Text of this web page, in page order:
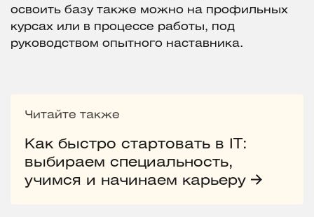
освоить базу также можно на профильных
курсах или в процессе работы, под
руководством опытного наставника.
Читайте также
Как быстро стартовать в IT:
выбираем специальность,
учимся и начинаем карьеру